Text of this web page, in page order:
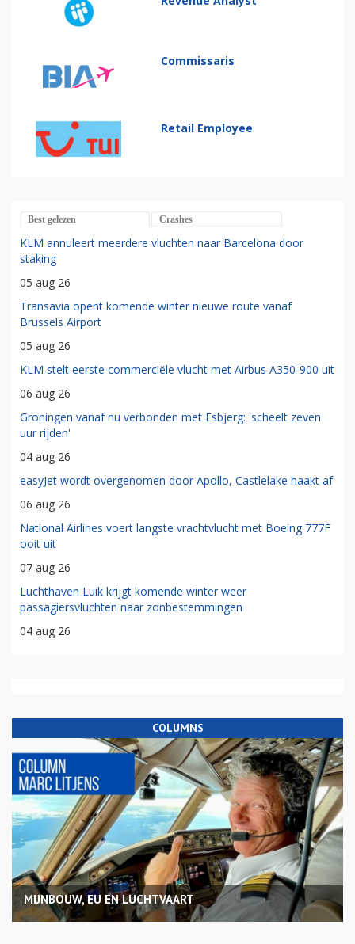
Commissaris
Retail Employee
Best gelezen Crashes
KLM annuleert meerdere vluchten naar Barcelona door
staking
05 aug 26
Transavia opent komende winter nieuwe route vanaf
Brussels Airport
05 aug 26
KLM stelt eerste commerciële vlucht met Airbus A350-900 uit
06 aug 26
Groningen vanaf nu verbonden met Esbjerg: 'scheelt zeven
uur rijden'
04 aug 26
easyJet wordt overgenomen door Apollo, Castlelake haakt af
06 aug 26
National Airlines voert langste vrachtvlucht met Boeing 777F
ooit uit
07 aug 26
Luchthaven Luik krijgt komende winter weer
passagiersvluchten naar zonbestemmingen
04 aug 26
COLUMNS
MIJNBOUW, EU EN LUCHTVAART